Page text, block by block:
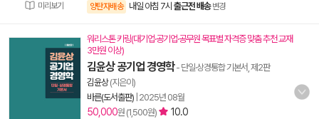
미리보기 양탄자배송 내일 아침 7시 출근전 배송 변경
워리스톤 키링(대기업·공기업·공무원 목표별 자격증 맞춤 추천 교재
3만원 이상)
김윤상 공기업 경영학- 단일·상경통합 기본서, 제2판
김윤상(지은이)
바른(도서출판) 2025년 08월
50,000원 (1,500원) 10.0